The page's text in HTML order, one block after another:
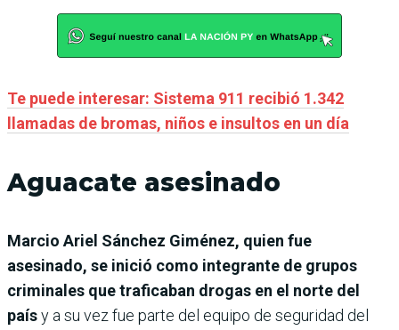
Te puede interesar: Sistema 911 recibió 1.342
llamadas de bromas, niños e insultos en un día
Aguacate asesinado
Marcio Ariel Sánchez Giménez, quien fue
asesinado, se inició como integrante de grupos
criminales que traficaban drogas en el norte del
paísy a su vez fue parte del equipo de seguridad del